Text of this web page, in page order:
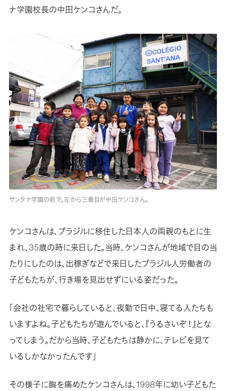
ナ学園校長の中田ケンコさんだ。
サンタナ学園の前で。左から三番目が中田ケンコさん。
ケンコさんは、ブラジルに移住した日本人の両親のもとに生
まれ、35歳の時に来日した。当時、ケンコさんが地域で目の当
たりにしたのは、出稼ぎなどで来日したブラジル人労働者の
子どもたちが、行き場を見出せずにいる姿だった。
「会社の社宅で暮らしていると、夜勤で日中、寝てる人たちも
いますよね。子どもたちが遊んでいると、『うるさいぞ！』とな
ってしまう。だから当時、子どもたちは静かに、テレビを見て
いるしかなかったんです」
その様子に胸を痛めたケンコさんは、1998年に幼い子どもた